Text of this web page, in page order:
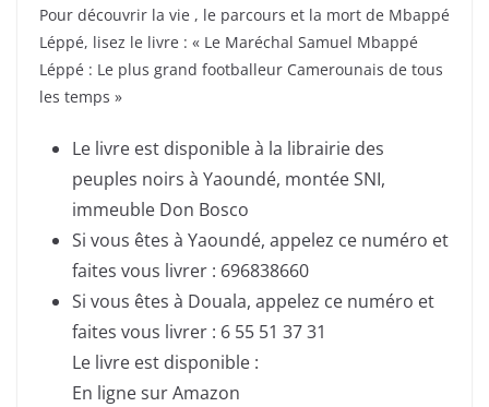
Pour découvrir la vie , le parcours et la mort de Mbappé
Léppé, lisez le livre : « Le Maréchal Samuel Mbappé
Léppé : Le plus grand footballeur Camerounais de tous
les temps »
Le livre est disponible à la librairie des
peuples noirs à Yaoundé, montée SNI,
immeuble Don Bosco
Si vous êtes à Yaoundé, appelez ce numéro et
faites vous livrer : 696838660
Si vous êtes à Douala, appelez ce numéro et
faites vous livrer : 6 55 51 37 31
Le livre est disponible :
En ligne sur Amazon